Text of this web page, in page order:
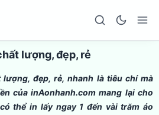
lượng, đẹp, rẻ
đẹp, rẻ, nhanh là tiêu chí mà
của inAonhanh.com mang lại cho
thể in lấy ngay 1 đến vài trăm áo